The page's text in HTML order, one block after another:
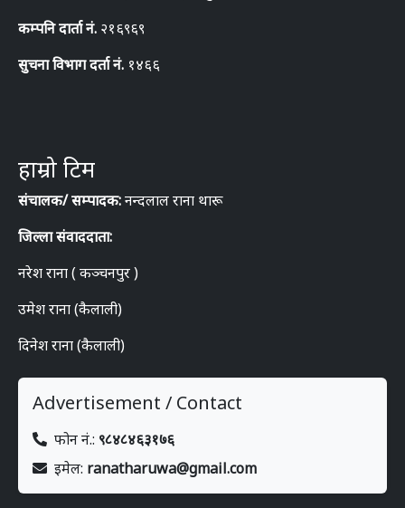
कम्पनि दार्ता नं. २१६९६९
सुचना विभाग दर्ता नं. १४६६
हाम्रो टिम
संचालक/ सम्पादक:नन्दलाल राना थारू
जिल्ला संवाददाता:
नरेश राना ( कञ्चनपुर )
उमेश राना (कैलाली)
दिनेश राना (कैलाली)
Advertisement / Contact
फोन नं.: ९८४८४६३१७६
इमेल: ranatharuwa@gmail.com